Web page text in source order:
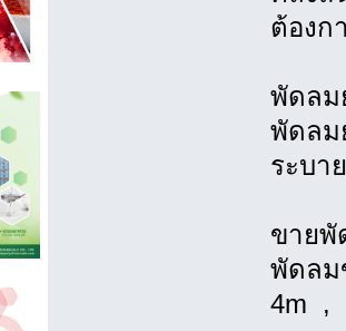
ต้องก
พัดลม
พัดลม
ระบา
ขายพั
พัดล
4m ,